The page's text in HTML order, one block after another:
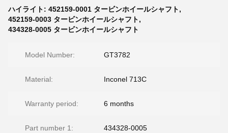
ハイライト: 452159-0001 タービンホイールシャフト,
452159-0003 タービンホイールシャフト,
434328-0005 タービンホイールシャフト
Model Number: GT3782
Material: Inconel 713C
Warranty period: 6 months
Part number 1: 434328-0005